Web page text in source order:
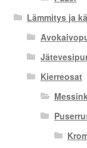
Lämmitys ja
Kierreosat